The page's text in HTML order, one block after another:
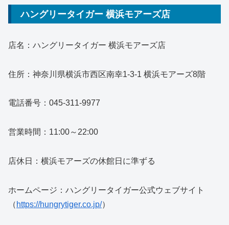
ハングリータイガー 横浜モアーズ店
店名：ハングリータイガー 横浜モアーズ店
住所：神奈川県横浜市西区南幸1-3-1 横浜モアーズ8階
電話番号：045-311-9977
営業時間：11:00～22:00
店休日：横浜モアーズの休館日に準ずる
ホームページ：ハングリータイガー公式ウェブサイト
（ https://hungrytiger.co.jp/）